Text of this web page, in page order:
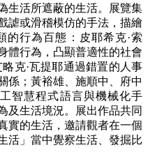
生活所遮蔽的生活。展覽集
謔或滑稽模仿的手法，描繪
的行為百態：皮耶希克·索
體行為，凸顯普適性的社會
克·瓦提耶通過錯置的人事
係；黃裕雄、施順中、府中
智慧程式語言與機械化手
及生活境況。展出作品共同
實的生活，邀請觀者在一個
活」當中覺察生活、發掘比